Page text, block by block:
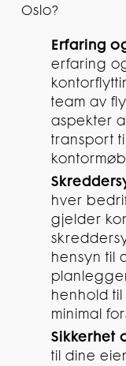
Oslo?
Erfaring
erfaring
team av
aspekter
transport
hver
gjelder
hensyn til
henhold
minimal
Sikkerhet
til dine